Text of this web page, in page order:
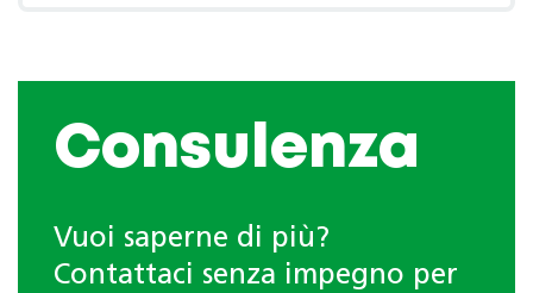
Consulenza
Vuoi saperne di più?
Contattaci senza impegno per